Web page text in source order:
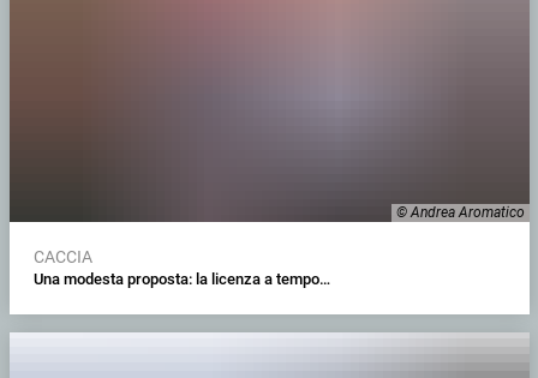
© Andrea Aromatico
CACCIA
Una modesta proposta: la licenza a tempo…